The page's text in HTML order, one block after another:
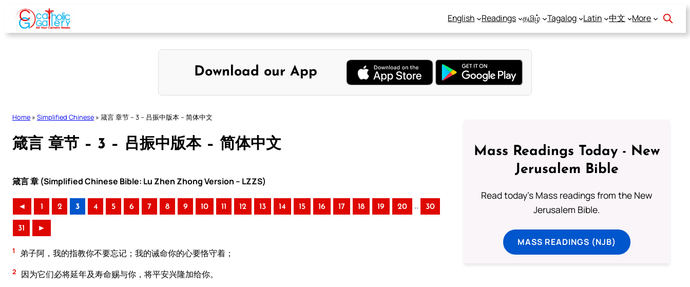
Skip
content
English Readings தமிழ் Tagalog Latin 中文 More
Download our App
Home » Simplified Chinese » 箴言 章节 – 3 – 吕振中版本 – 简体中文
箴言 章节 – 3 – 吕振中版本 – 简体中文
箴言 章 (Simplified Chinese Bible: Lu Zhen Zhong Version – LZZS)
◄ 1 2 3 4 5 6 7 8 9 10 11 12 13 14 15 16 17 18 19 20 .. 30
31 ►
1 弟子阿，我的指教你不要忘记；我的诫命你的心要恪守着；
2 因为它们必将延年及寿命赐与你，将平安兴隆加给你。
Mass Readings Today - New
Jerusalem Bible
Read today's Mass readings from the New
Jerusalem Bible.
MASS READINGS (NJB)